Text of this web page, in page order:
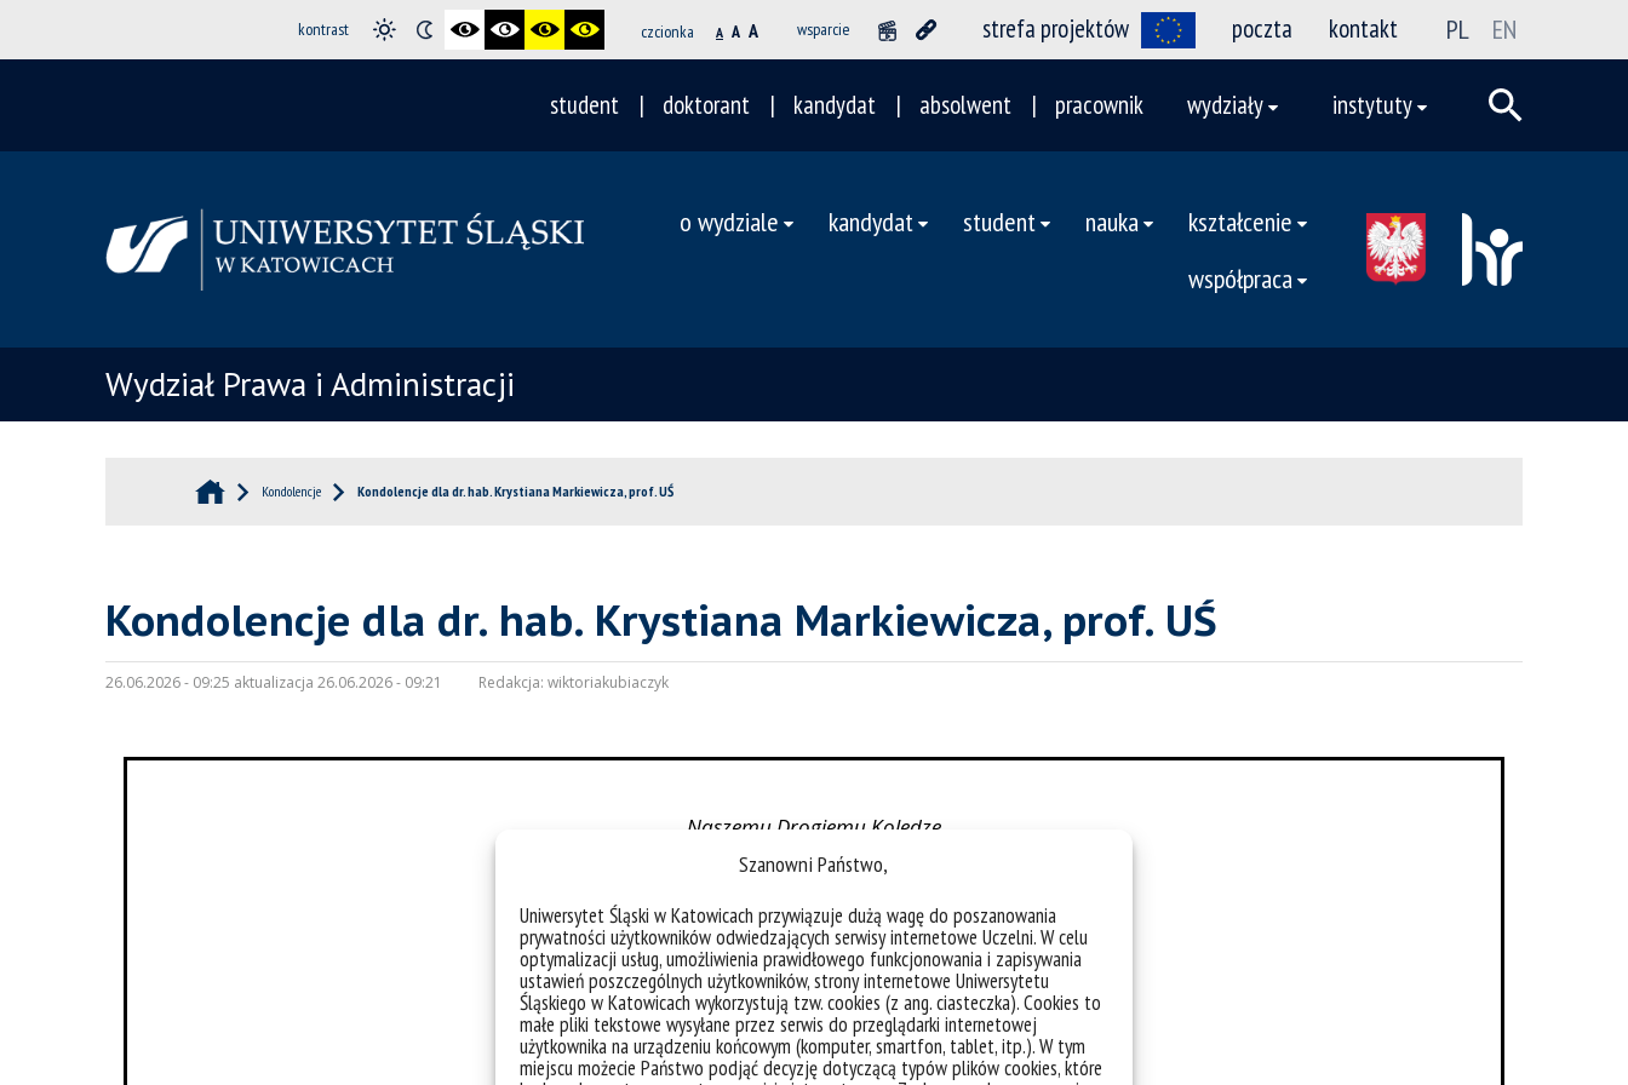
Szanowni Państwo,
Uniwersytet Śląski w Katowicach przywiązuje dużą wagę do poszanowania
prywatności użytkowników odwiedzających serwisy internetowe Uczelni. W celu
optymalizacji usług, umożliwienia prawidłowego funkcjonowania i zapisywania
ustawień poszczególnych użytkowników, strony internetowe Uniwersytetu
Śląskiego w Katowicach wykorzystują tzw. cookies (z ang. ciasteczka). Cookies to
małe pliki tekstowe wysyłane przez serwis do przeglądarki internetowej
użytkownika na urządzeniu końcowym (komputer, smartfon, tablet, itp.). W tym
miejscu możecie Państwo podjąć decyzję dotyczącą typów plików cookies, które
kontrast czcionka A A A wsparcie strefa projektów poczta kontakt PL EN
student doktorant kandydat absolwent pracownik wydziały instytuty
o wydziale kandydat student nauka
kształcenie
współpraca
Wydział Prawa i Administracji
Kondolencje Kondolencje dla dr. hab. Krystiana Markiewicza, prof. UŚ
Kondolencje dla dr. hab. Krystiana Markiewicza, prof. UŚ
26.06.2026 - 09:25 aktualizacja 26.06.2026 - 09:21 Redakcja: wiktoriakubiaczyk
Naszemu Drogiemu Koledze
dr. hab. Krystianowi Markiewiczowi, prof. UŚ
wyrazy głębokiego współczucia
z powodu śmierci
ukochanej Mamy
składają